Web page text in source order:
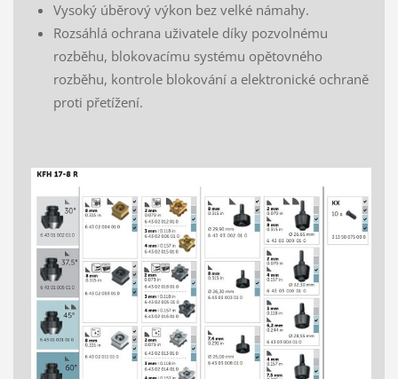
Vysoký úběrový výkon bez velké námahy.
Rozsáhlá ochrana uživatele díky pozvolnému
rozběhu, blokovacímu systému opětovného
rozběhu, kontrole blokování a elektronické ochraně
proti přetížení.